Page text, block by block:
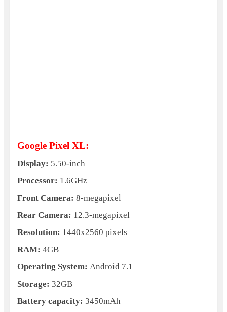
Google Pixel XL:
Display: 5.50-inch
Processor: 1.6GHz
Front Camera: 8-megapixel
Rear Camera: 12.3-megapixel
Resolution: 1440x2560 pixels
RAM: 4GB
Operating System: Android 7.1
Storage: 32GB
Battery capacity: 3450mAh